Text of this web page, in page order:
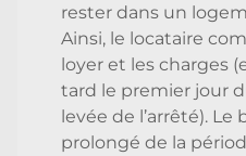
rester dans un
Ainsi, le locataire
loyer et les charges
tard le premier jour
levée de l’arrêté).
prolongé de la